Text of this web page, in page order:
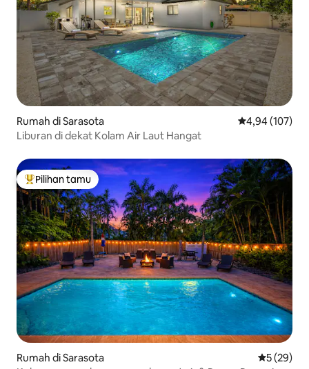
Rumah di Sarasota Nilai rata-rata
4,94 (107)
Liburan di dekat Kolam Air Laut Hangat
Pilihan tamu terpopuler
Pilihan tamu
Rumah di Sarasota Nilai rata-
5 (29)